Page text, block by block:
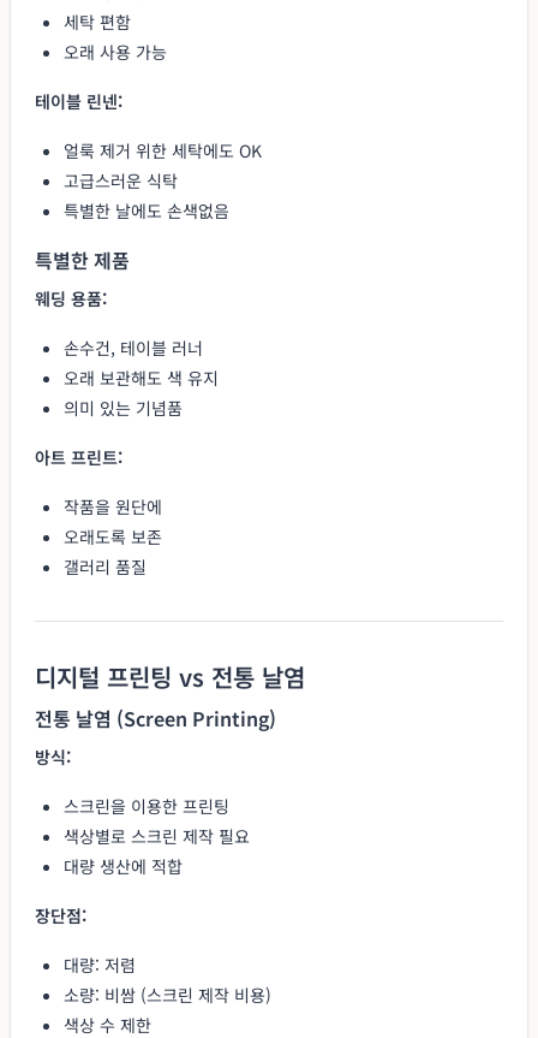
세탁 편함
오래 사용 가능
테이블 린넨:
얼룩 제거 위한 세탁에도 OK
고급스러운 식탁
특별한 날에도 손색없음
특별한 제품
웨딩 용품:
손수건, 테이블 러너
오래 보관해도 색 유지
의미 있는 기념품
아트 프린트:
작품을 원단에
오래도록 보존
갤러리 품질
디지털 프린팅 vs 전통 날염
전통 날염 (Screen Printing)
방식:
스크린을 이용한 프린팅
색상별로 스크린 제작 필요
대량 생산에 적합
장단점:
대량: 저렴
소량: 비쌈 (스크린 제작 비용)
색상 수 제한